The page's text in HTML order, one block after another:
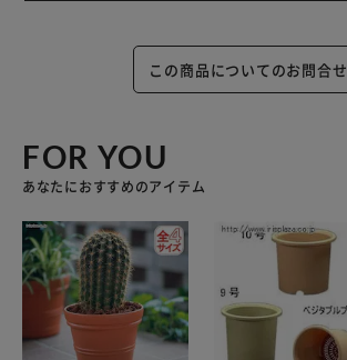
この商品についてのお問合せ
FOR YOU
あなたにおすすめのアイテム